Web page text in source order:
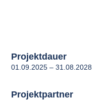
Projektdauer
01.09.2025 – 31.08.2028
Projektpartner